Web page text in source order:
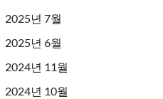
2025년 7월
2025년 6월
2024년 11월
2024년 10월